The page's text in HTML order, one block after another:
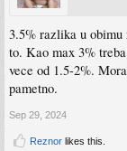
3.5% razlika u
to. Kao max 3%
vece od 1.5-2%.
pametno.
Sep 29, 2024
Reznor likes this.